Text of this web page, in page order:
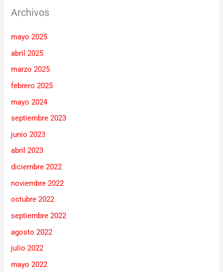
Archivos
mayo 2025
abril 2025
marzo 2025
febrero 2025
mayo 2024
septiembre 2023
junio 2023
abril 2023
diciembre 2022
noviembre 2022
octubre 2022
septiembre 2022
agosto 2022
julio 2022
mayo 2022